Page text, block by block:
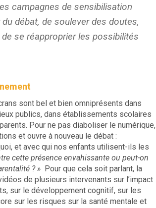
campagnes de sensibilisation
débat, de soulever des doutes,
se réapproprier les possibilités
sont bel et bien omniprésents dans
publics, dans établissements scolaires
Pour ne pas diaboliser le numérique,
et ouvre à nouveau le débat :
et avec qui nos enfants utilisent-ils les
cette présence envahissante ou peut-on
? » Pour que cela soit parlant, la
de plusieurs intervenants sur l’impact
sur le développement cognitif, sur les
sur les risques sur la santé mentale et